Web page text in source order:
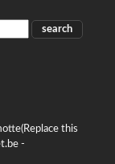
this
-